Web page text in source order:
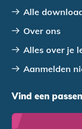
Alle
Over ons
Alles over je
Aanmelden
Vind een